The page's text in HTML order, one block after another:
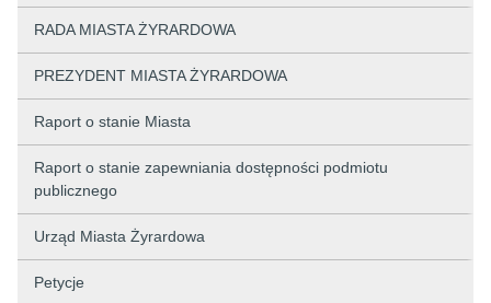
RADA MIASTA ŻYRARDOWA
PREZYDENT MIASTA ŻYRARDOWA
Raport o stanie Miasta
Raport o stanie zapewniania dostępności podmiotu
publicznego
Urząd Miasta Żyrardowa
Petycje